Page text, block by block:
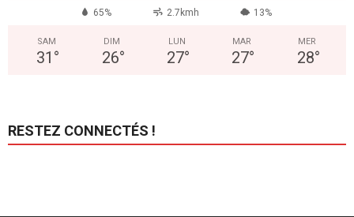
65% 2.7kmh 13%
SAM
31 °
DIM
26°
LUN
27°
MAR
27°
MER
28°
RESTEZ CONNECTÉS !